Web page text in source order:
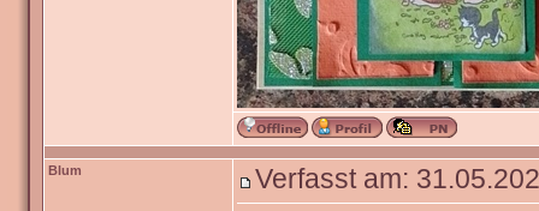
Blum Verfasst am: